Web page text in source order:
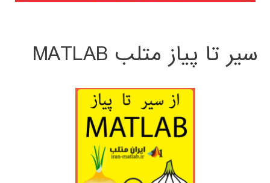
سیر تا پیاز متلب MATLAB